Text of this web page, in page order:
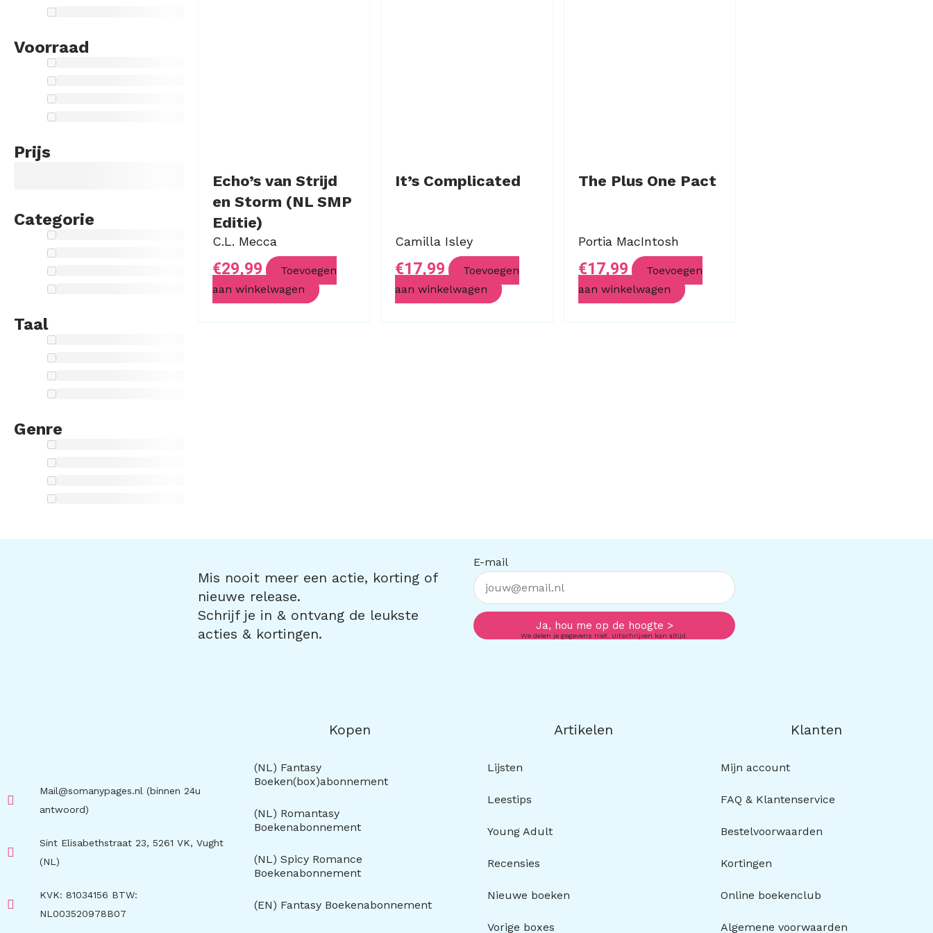
Voorraad
Prijs
Categorie
Taal
Genre
Echo’s van Strijd
en Storm (NL SMP
Editie)
C.L. Mecca
€29,99
Toevoegen
aan winkelwagen
It’s Complicated
Camilla Isley
€17,99
Toevoegen
aan winkelwagen
The Plus One Pact
Portia MacIntosh
€17,99
Toevoegen
aan winkelwagen
Mis nooit meer een actie, korting of
nieuwe release.
Schrijf je in & ontvang de leukste
acties & kortingen.
E-mail
Ja, hou me op de hoogte >
We delen je gegevens niet. Uitschrijven kan altijd.
Mail@somanypages.nl (binnen 24u
antwoord)
Sint Elisabethstraat 23, 5261 VK, Vught
(NL)
KVK: 81034156 BTW:
NL003520978B07
Kopen
(NL) Fantasy
Boeken(box)abonnement
(NL) Romantasy
Boekenabonnement
(NL) Spicy Romance
Boekenabonnement
(EN) Fantasy Boekenabonnement
Artikelen
Lijsten
Leestips
Young Adult
Recensies
Nieuwe boeken
Vorige boxes
Klanten
Mijn account
FAQ & Klantenservice
Bestelvoorwaarden
Kortingen
Online boekenclub
Algemene voorwaarden